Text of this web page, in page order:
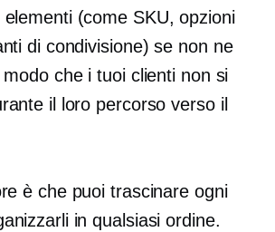
(come SKU, opzioni
di condivisione) se non ne
che i tuoi clienti non si
il loro percorso verso il
è che puoi trascinare ogni
in qualsiasi ordine.